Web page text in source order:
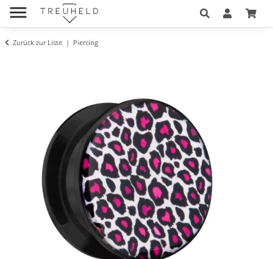
Zurück zur Liste Piercing